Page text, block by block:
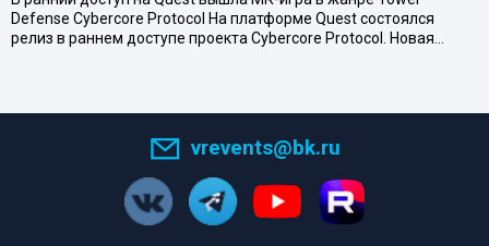
Defense Cybercore Protocol На платформе Quest состоялся
релиз в раннем доступе проекта Cybercore Protocol. Новая…
vrevents@bk.ru